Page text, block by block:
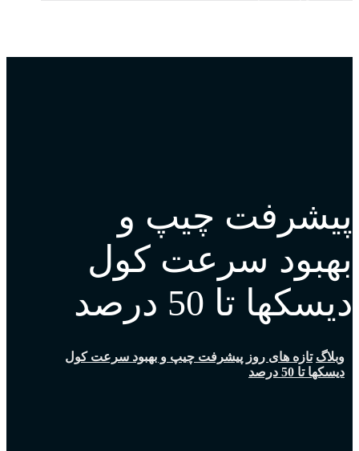
پیشرفت چیپ و
بهبود سرعت کول
دیسکها تا 50 درصد
وبلاگ تازه های روز پیشرفت چیپ و بهبود سرعت کول
دیسکها تا 50 درصد